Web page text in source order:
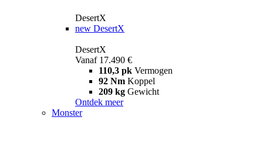
DesertX
new DesertX
DesertX
Vanaf 17.490 €
110,3 pk Vermogen
92 Nm Koppel
209 kg Gewicht
Ontdek meer
Monster